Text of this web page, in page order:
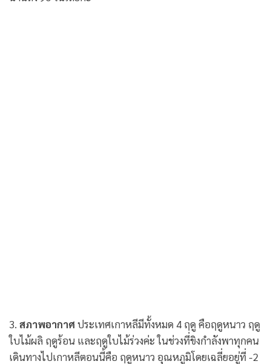
3. สภาพอากาศประเทศเกาหลีมีทั้งหมด 4 ฤดู คือฤดูหนาว ฤดู
ใบไม้ผลิ ฤดูร้อน และฤดูใบไม้ร่วงค่ะ ในช่วงที่ขิงกำลังพาทุกคน
เดินทางไปเกาหลีตอนนี้คือ ฤดูหนาว อุณหภูมิโดยเฉลี่ยอยู่ที่ -2